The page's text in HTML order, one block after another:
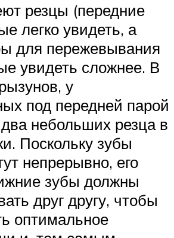
резцы (передние
легко увидеть, а
для пережевывания
увидеть сложнее. В
у
под передней парой
небольших резца в
Поскольку зубы
непрерывно, его
зубы должны
друг другу, чтобы
оптимальное